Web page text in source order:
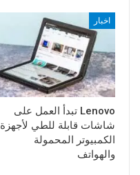
اخبار
Lenovo تبدأ العمل على
شاشات قابلة للطي لأجهزة
الكمبيوتر المحمولة
والهواتف